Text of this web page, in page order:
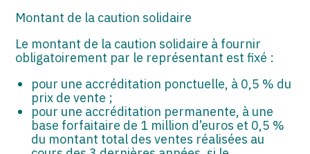
Montant de la caution solidaire
Le montant de la caution solidaire à fournir
obligatoirement par le représentant est fixé :
pour une accréditation ponctuelle, à 0,5 % du
prix de vente ;
pour une accréditation permanente, à une
base forfaitaire de 1 million d’euros et 0,5 %
du montant total des ventes réalisées au